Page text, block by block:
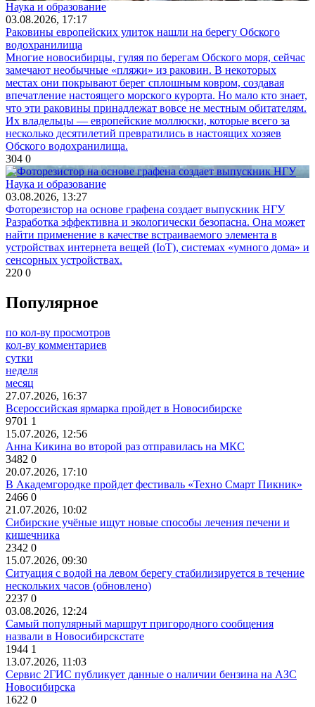
Наука и образование
03.08.2026, 17:17
Раковины европейских улиток нашли на берегу Обского
водохранилища
Многие новосибирцы, гуляя по берегам Обского моря, сейчас
замечают необычные «пляжи» из раковин. В некоторых
местах они покрывают берег сплошным ковром, создавая
впечатление настоящего морского курорта. Но мало кто знает,
что эти раковины принадлежат вовсе не местным обитателям.
Их владельцы — европейские моллюски, которые всего за
несколько десятилетий превратились в настоящих хозяев
Обского водохранилища.
304 0
Наука и образование
03.08.2026, 13:27
Фоторезистор на основе графена создает выпускник НГУ
Разработка эффективна и экологически безопасна. Она может
найти применение в качестве встраиваемого элемента в
устройствах интернета вещей (IoT), системах «умного дома» и
сенсорных устройствах.
220 0
Популярное
по кол-ву просмотров
кол-ву комментариев
сутки
неделя
месяц
27.07.2026, 16:37
Всероссийская ярмарка пройдет в Новосибирске
9701 1
15.07.2026, 12:56
Анна Кикина во второй раз отправилась на МКС
3482 0
20.07.2026, 17:10
В Академгородке пройдет фестиваль «Техно Смарт Пикник»
2466 0
21.07.2026, 10:02
Сибирские учёные ищут новые способы лечения печени и
кишечника
2342 0
15.07.2026, 09:30
Ситуация с водой на левом берегу стабилизируется в течение
нескольких часов (обновлено)
2237 0
03.08.2026, 12:24
Самый популярный маршрут пригородного сообщения
назвали в Новосибирскстате
1944 1
13.07.2026, 11:03
Сервис 2ГИС публикует данные о наличии бензина на АЗС
Новосибирска
1622 0